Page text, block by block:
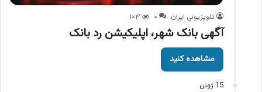
تلویزیونی ایران ۰ ۱۰۳
آگهی بانک شهر، اپلیکیشن رد بانک
مشاهده کنید
15 ژوئن